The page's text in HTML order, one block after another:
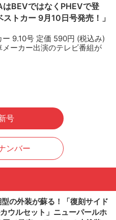
はBEVではなくPHEVで登
ストカー 9月10日号発売！」
ー 9.10号 定価 590円 (税込み)
ーカー出演のテレビ番組が
号
ンバー
型の外装が蘇る！「復刻サイド
ウルセット」ニューパールホ